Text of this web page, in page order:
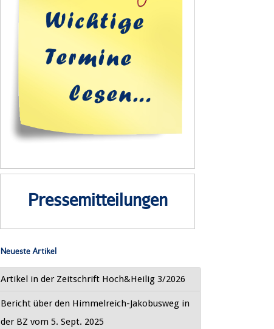
Pressemitteilungen
Neueste Artikel
Artikel in der Zeitschrift Hoch&Heilig 3/2026
Bericht über den Himmelreich-Jakobusweg in
der BZ vom 5. Sept. 2025